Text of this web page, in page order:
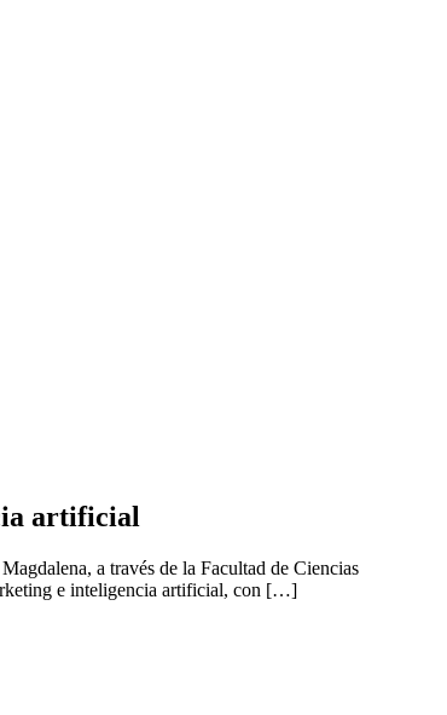
artificial
a través de la Facultad de Ciencias
e inteligencia artificial, con […]